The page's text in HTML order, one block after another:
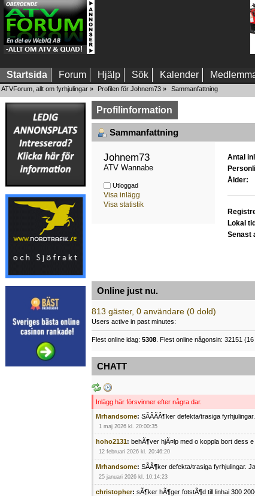
Startsida Forum Hjälp Sök Kalender
ATVForum, allt om fyrhjulingar » Profilen för Johnem73 » Sammanfattning
Profilinformation
Sammanfattning
Johnem73
ATV Wannabe
Utloggad
Visa inlägg
Visa statistik
Antal
Ålder:
Lokal
Senast
Online just nu.
813 gäster, 0 användare (0 dold)
Users active in past minutes:
Flest online idag: 5308 . Flest online någonsin: 32151
CHATT
Inlägg här försvinner efter några dar.
Mrhandsome: SÃÂÃÂ¶ker defekta/trasiga
1 maj 2026 kl. 20:00:35
hoho2131: behÃ¶ver hjÃ¤lp med o koppla bort dess e
12 februari 2026 kl. 20:46:20
Mrhandsome: SÃÂ¶ker defekta/trasiga fyrhjulingar.
25 januari 2026 kl. 10:14:23
christopher: sÃ¶ker hÃ¶ger fotstÃ¶d till linhai 300